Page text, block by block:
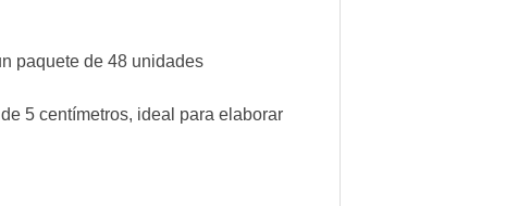
paquete de 48 unidades
5 centímetros, ideal para elaborar